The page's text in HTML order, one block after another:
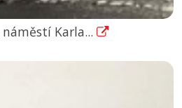
náměstí Karla...